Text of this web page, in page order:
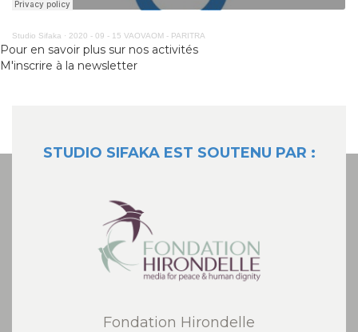
Studio Sifaka · 2020 - 09 - 15 VAOVAOM - PARITRA
Pour en savoir plus sur nos activités
M'inscrire à la newsletter
STUDIO SIFAKA EST SOUTENU PAR :
Fondation Hirondelle